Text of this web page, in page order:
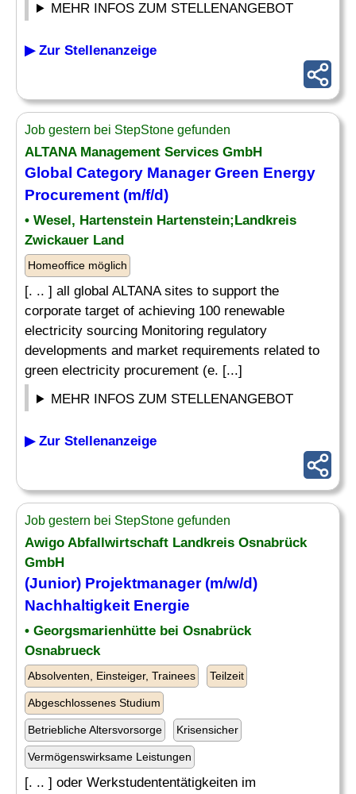
MEHR INFOS ZUM STELLENANGEBOT
▶ Zur Stellenanzeige
Job gestern bei StepStone gefunden
ALTANA Management Services GmbH
Global Category Manager Green Energy
Procurement (m/f/d)
• Wesel, Hartenstein Hartenstein;Landkreis
Zwickauer Land
Homeoffice möglich
[. .. ] all global ALTANA sites to support the
corporate target of achieving 100 renewable
electricity sourcing Monitoring regulatory
developments and market requirements related to
green electricity procurement (e. [...]
MEHR INFOS ZUM STELLENANGEBOT
▶ Zur Stellenanzeige
Job gestern bei StepStone gefunden
Awigo Abfallwirtschaft Landkreis Osnabrück
GmbH
(Junior) Projektmanager (m/w/d)
Nachhaltigkeit Energie
• Georgsmarienhütte bei Osnabrück
Osnabrueck
Absolventen, Einsteiger, Trainees Teilzeit
Abgeschlossenes Studium
Betriebliche Altersvorsorge Krisensicher
Vermögenswirksame Leistungen
[. .. ] oder Werkstudententätigkeiten im